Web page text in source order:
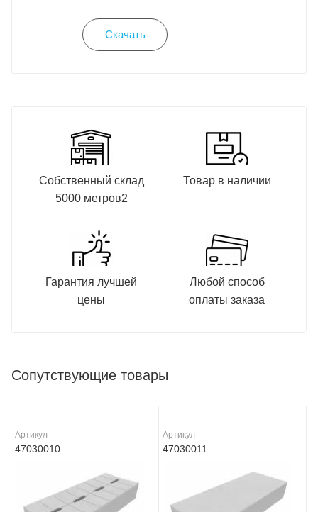
Скачать
Собственный склад
5000 метров2
Товар в наличии
Гарантия лучшей
цены
Любой способ
оплаты заказа
Сопутствующие товары
Артикул
47030010
Артикул
47030011